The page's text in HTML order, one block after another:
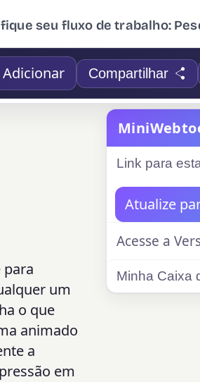
seu fluxo de trabalho:
Adicionar Compartilhar
para
um
o que
animado
a
em
Link para
Atualize
Acesse a
Minha Caixa